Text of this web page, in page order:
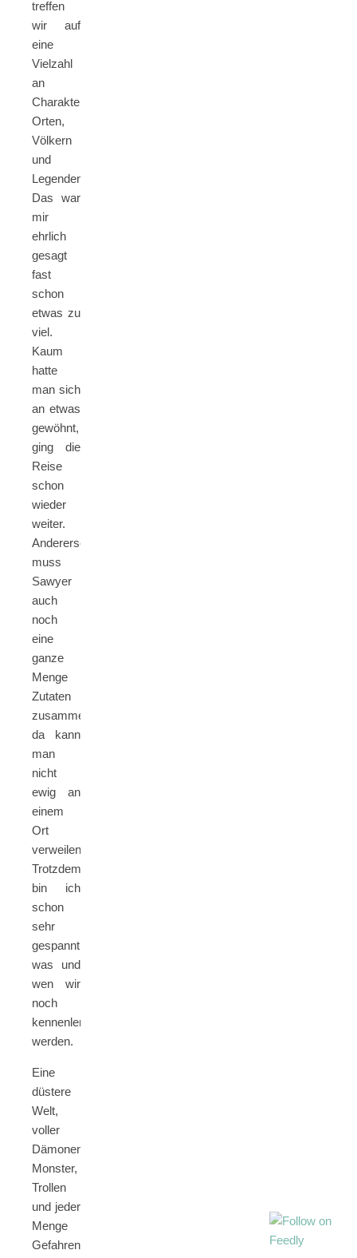
treffen
wir auf
eine
Vielzahl
an
Charakteren,
Orten,
Völkern
und
Legenden.
Das war
mir
ehrlich
gesagt
fast
schon
etwas zu
viel.
Kaum
hatte
man sich
an etwas
gewöhnt,
ging die
Reise
schon
wieder
weiter.
Andererseits
muss
Sawyer
auch
noch
eine
ganze
Menge
Zutaten
zusammenbekommen,
da kann
man
nicht
ewig an
einem
Ort
verweilen.
Trotzdem
bin ich
schon
sehr
gespannt,
was und
wen wir
noch
kennenlernen
werden.
Eine
düstere
Welt,
voller
Dämonen,
Monster,
Trollen
und jeder
Menge
Gefahren.